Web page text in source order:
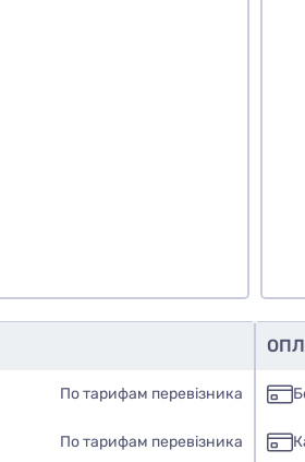
По тарифам перевізника
По тарифам перевізника